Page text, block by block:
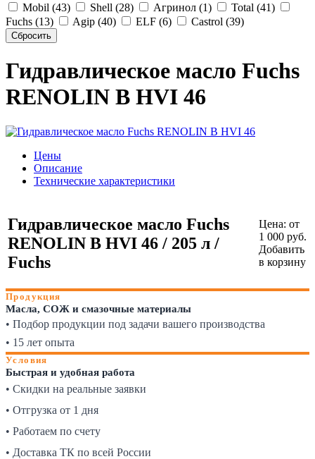
Mobil (43)
Shell (28) Агринол (1)
Total (41)
Fuchs (13)
Agip (40) ELF (6) Castrol (39)
Гидравлическое масло Fuchs
RENOLIN B HVI 46
Цены
Описание
Технические характеристики
Гидравлическое масло Fuchs
RENOLIN B HVI 46 / 205 л /
Fuchs
Цена: от
1 000 руб.
Добавить
в корзину
Продукция
Масла, СОЖ и смазочные материалы
• Подбор продукции под задачи вашего производства
• 15 лет опыта
Условия
Быстрая и удобная работа
• Скидки на реальные заявки
• Отгрузка от 1 дня
• Работаем по счету
• Доставка ТК по всей России